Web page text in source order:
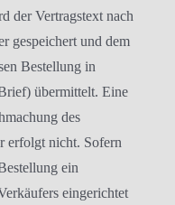
der Vertragstext nach
gespeichert und dem
Bestellung in
übermittelt. Eine
des
erfolgt nicht. Sofern
ein
eingerichtet